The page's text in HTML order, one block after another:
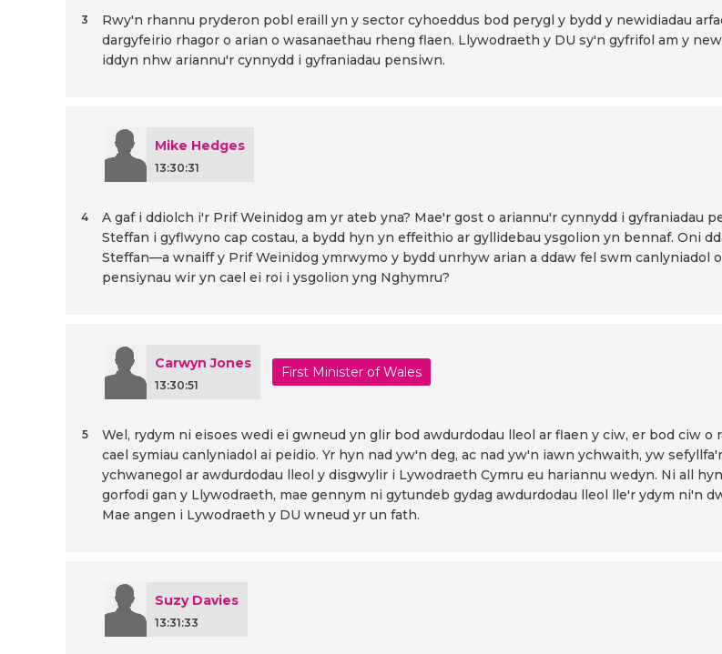
Rwy'n rhannu pryderon pobl eraill yn y sector cyhoeddus bod perygl y bydd y newidiadau
dargyfeirio rhagor o arian o wasanaethau rheng flaen. Llywodraeth y DU sy'n gyfrifol am y
iddyn nhw ariannu'r cynnydd i gyfraniadau pensiwn.
3
Mike Hedges
13:30:31
A gaf i ddiolch i'r Prif Weinidog am yr ateb yna? Mae'r gost o ariannu'r cynnydd i gyfraniadau
Steffan i gyflwyno cap costau, a bydd hyn yn effeithio ar gyllidebau ysgolion yn bennaf. Oni
Steffan—a wnaiff y Prif Weinidog ymrwymo y bydd unrhyw arian a ddaw fel swm canlyniadol
pensiynau wir yn cael ei roi i ysgolion yng Nghymru?
4
Carwyn Jones
13:30:51
First Minister of Wales
Wel, rydym ni eisoes wedi ei gwneud yn glir bod awdurdodau lleol ar flaen y ciw, er bod ciw
cael symiau canlyniadol ai peidio. Yr hyn nad yw'n deg, ac nad yw'n iawn ychwaith, yw
ychwanegol ar awdurdodau lleol y disgwylir i Lywodraeth Cymru eu hariannu wedyn. Ni all
gorfodi gan y Llywodraeth, mae gennym ni gytundeb gydag awdurdodau lleol lle'r ydym ni'n
Mae angen i Lywodraeth y DU wneud yr un fath.
5
Suzy Davies
13:31:33